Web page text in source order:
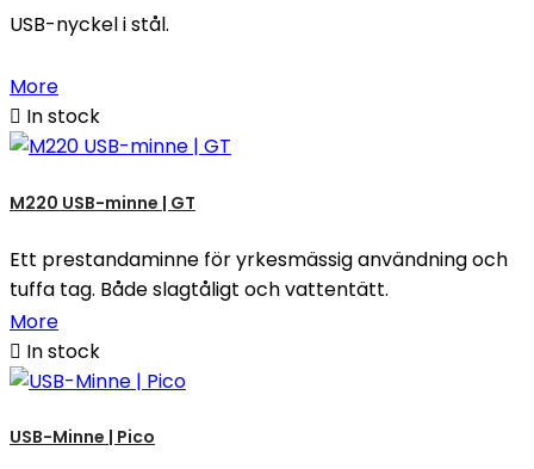
USB-nyckel i stål.
More
 In stock
M220 USB-minne | GT
Ett prestandaminne för yrkesmässig användning och
tuffa tag. Både slagtåligt och vattentätt.
More
 In stock
USB-Minne | Pico